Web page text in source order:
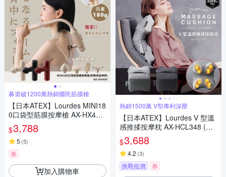
募資破1200萬熱銷國民筋膜槍
【日本ATEX】Lourdes MINI18
0口袋型筋膜按摩槍 AX-HX450
(附肩背伸縮桿)-3色任選
$3,788
5 (5)
券
加入購物車
熱銷1500萬 V型專利深壓
【日本ATEX】Lourdes V 型溫
感推揉按摩枕 AX-HCL348 (亞
麻灰/太空黑)
$3,688
4.2 (3)
挑戰低價 券